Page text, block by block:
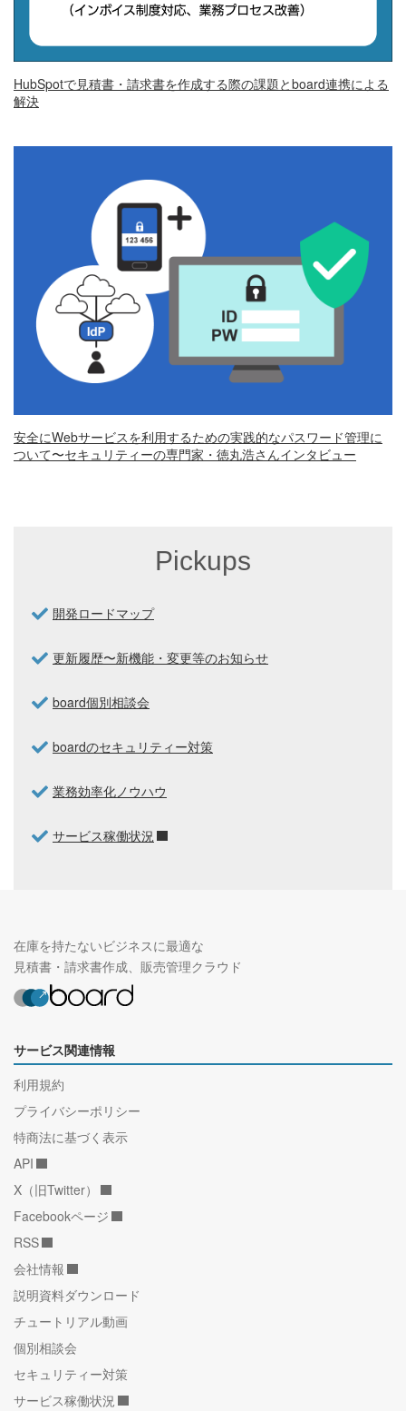
HubSpotで見積書・請求書を作成する際の課題とboard連携による
解決
安全にWebサービスを利用するための実践的なパスワード管理に
ついて〜セキュリティーの専門家・徳丸浩さんインタビュー
Pickups
開発ロードマップ
更新履歴〜新機能・変更等のお知らせ
board個別相談会
boardのセキュリティー対策
業務効率化ノウハウ
サービス稼働状況
在庫を持たないビジネスに最適な
見積書・請求書作成、販売管理クラウド
サービス関連情報
利用規約
プライバシーポリシー
特商法に基づく表示
API
X（旧Twitter）
Facebookページ
RSS
会社情報
説明資料ダウンロード
チュートリアル動画
個別相談会
セキュリティー対策
サービス稼働状況